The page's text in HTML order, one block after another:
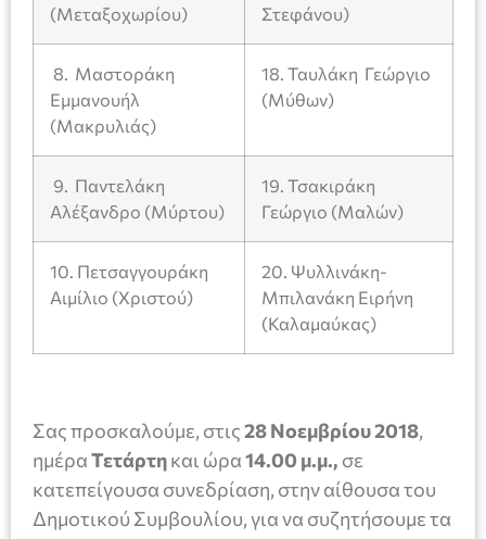
(Μεταξοχωρίου)
Στεφάνου)
8. Μαστοράκη
Εμμανουήλ
(Μακρυλιάς)
18. Ταυλάκη Γεώργιο
(Μύθων)
9. Παντελάκη
Αλέξανδρο (Μύρτου)
19. Τσακιράκη
Γεώργιο (Μαλών)
10. Πετσαγγουράκη
Αιμίλιο (Χριστού)
20. Ψυλλινάκη-
Μπιλανάκη Ειρήνη
(Καλαμαύκας)
Σας προσκαλούμε, στις28Νοεμβρίου 2018,
ημέραΤετάρτηκαι ώρα14.00 μ.μ., σε
κατεπείγουσα συνεδρίαση, στην αίθουσα του
Δημοτικού Συμβουλίου, για να συζητήσουμε τα